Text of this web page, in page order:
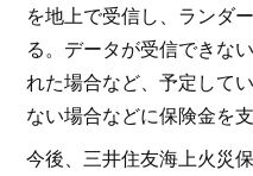
を地上で受信し、ランダ
る。データが受信できな
れた場合など、予定して
ない場合などに保険金を支
今後、三井住友海上火災